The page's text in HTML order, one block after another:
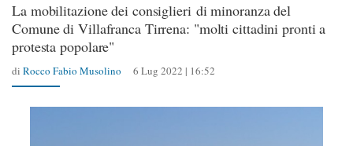
La mobilitazione dei consiglieri di minoranza del
Comune di Villafranca Tirrena: "molti cittadini pronti a
protesta popolare"
di Rocco Fabio Musolino 6 Lug 2022 | 16:52